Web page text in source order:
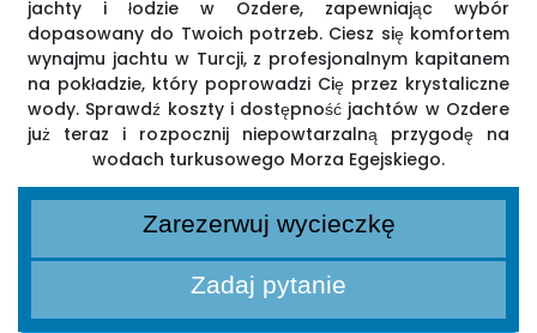
jachty i łodzie w Ozdere, zapewniając wybór
dopasowany do Twoich potrzeb. Ciesz się komfortem
wynajmu jachtu w Turcji, z profesjonalnym kapitanem
na pokładzie, który poprowadzi Cię przez krystaliczne
wody. Sprawdź koszty i dostępność jachtów w Ozdere
już teraz i rozpocznij niepowtarzalną przygodę na
wodach turkusowego Morza Egejskiego.
Zarezerwuj wycieczkę
Zadaj pytanie